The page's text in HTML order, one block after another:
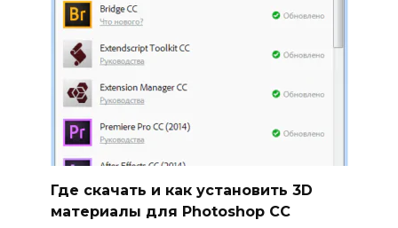
Где скачать и как установить 3D
материалы для Photoshop CC